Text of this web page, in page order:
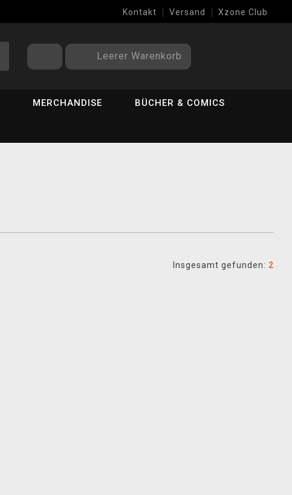
Kontakt Versand Xzone Club
Leerer Warenkorb
MERCHANDISE BÜCHER & COMICS
Insgesamt gefunden: 2